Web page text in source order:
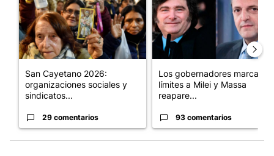
San Cayetano 2026:
organizaciones sociales y
sindicatos...
29 comentarios
Los gobernadores marcan
límites a Milei y Massa
reapare...
93 comentarios